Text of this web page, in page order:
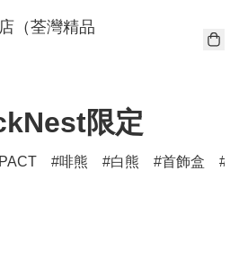
（荃灣精品
限定
啡熊 白熊 首飾盒